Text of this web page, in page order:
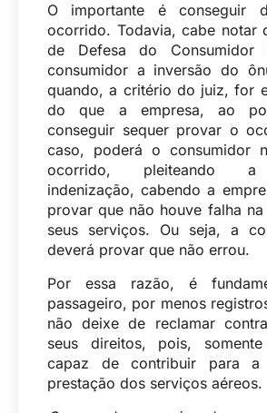
O importante é conseguir
ocorrido. Todavia, cabe notar
de Defesa do Consumidor
consumidor a inversão do
quando, a critério do juiz, for
do que a empresa, ao
conseguir sequer provar o
caso, poderá o consumidor
ocorrido, pleiteando a
indenização, cabendo a
provar que não houve falha
seus serviços. Ou seja, a
deverá provar que não errou.
Por essa razão, é
passageiro, por menos
não deixe de reclamar
seus direitos, pois,
capaz de contribuir para a
prestação dos serviços aéreos.